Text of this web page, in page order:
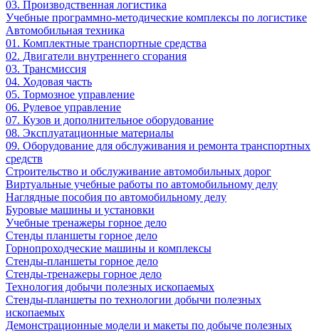
03. Производственная логистика
Учебные программно-методические комплексы по логистике
Автомобильная техника
01. Комплектные транспортные средства
02. Двигатели внутреннего сгорания
03. Трансмиссия
04. Ходовая часть
05. Тормозное управление
06. Рулевое управление
07. Кузов и дополнительное оборудование
08. Эксплуатационные материалы
09. Оборудование для обслуживания и ремонта транспортных
средств
Строительство и обслуживание автомобильных дорог
Виртуальные учебные работы по автомобильному делу
Наглядные пособия по автомобильному делу
Буровые машины и установки
Учебные тренажеры горное дело
Стенды планшеты горное дело
Горнопроходческие машины и комплексы
Стенды-планшеты горное дело
Стенды-тренажеры горное дело
Технология добычи полезных ископаемых
Стенды-планшеты по технологии добычи полезных
ископаемых
Демонстрационные модели и макеты по добыче полезных